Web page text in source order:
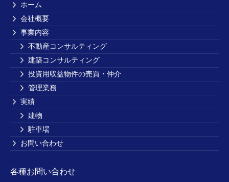
ホーム
会社概要
事業内容
不動産コンサルティング
建築コンサルティング
投資用収益物件の売買・仲介
管理業務
実績
建物
駐車場
お問い合わせ
各種お問い合わせ